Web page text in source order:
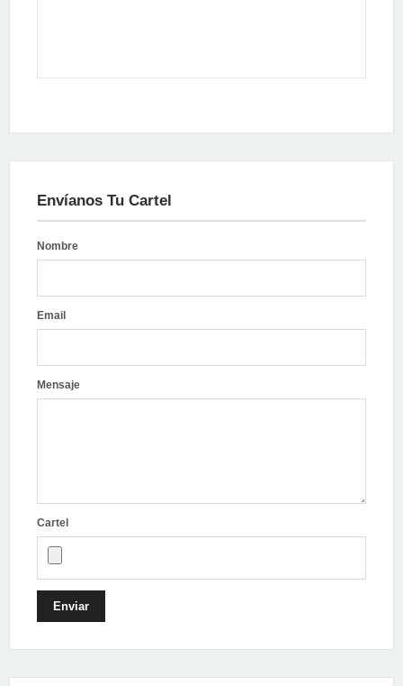
Envíanos Tu Cartel
Nombre
Email
Mensaje
Cartel
Enviar